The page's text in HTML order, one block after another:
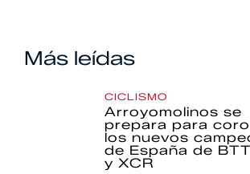
Más leídas
CICLISMO
Arroyomolinos se
prepara para
los nuevos
de España de
y XCR